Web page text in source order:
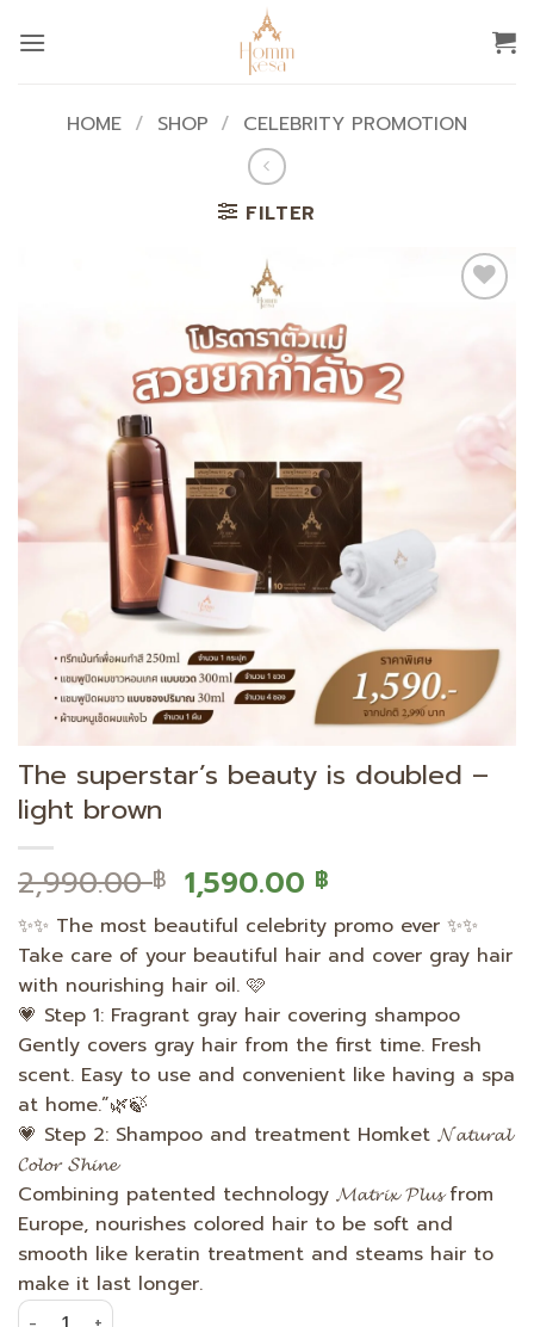
HOME / SHOP / CELEBRITY PROMOTION
FILTER
The superstar’s beauty is doubled –
light brown
2,990.00฿ Original
price
was:
2,990.00 ฿.
1,590.00 ฿
is:
1,590.00 ฿.
✨✨ The most beautiful celebrity promo ever ✨✨
Take care of your beautiful hair and cover gray hair
with nourishing hair oil. 🩷
💗 Step 1: Fragrant gray hair covering shampoo
Gently covers gray hair from the first time. Fresh
scent. Easy to use and convenient like having a spa
at home.”🌿🍃
💗 Step 2: Shampoo and treatment Homket 𝓝𝓪𝓽𝓾𝓻𝓪𝓵
𝓒𝓸𝓵𝓸𝓻 𝓢𝓱𝓲𝓷𝓮
Combining patented technology 𝓜𝓪𝓽𝓻𝓲𝔁 𝓟𝓵𝓾𝓼 from
Europe, nourishes colored hair to be soft and
smooth like keratin treatment and steams hair to
make it last longer.
The superstar's beauty is doubled - light brown quantity